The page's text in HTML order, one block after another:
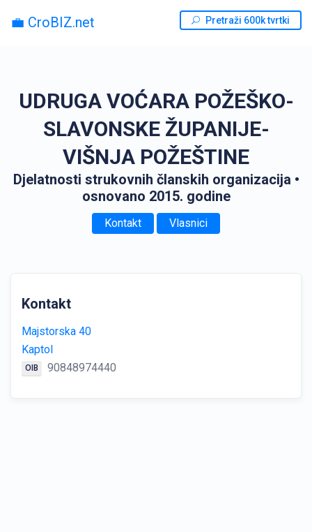
💼 CroBIZ.net Pretraži 600k tvrtki
UDRUGA VOĆARA POŽEŠKO-
SLAVONSKE ŽUPANIJE-
VIŠNJA POŽEŠTINE
Djelatnosti strukovnih članskih organizacija •
osnovano 2015. godine
Kontakt Vlasnici
Kontakt
Majstorska 40
Kaptol
OIB 90848974440